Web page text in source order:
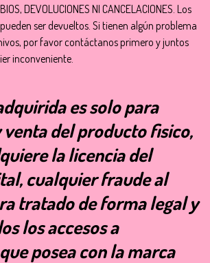
DEVOLUCIONES NI CANCELACIONES. Los
ser devueltos. Si tienen algún problema
por favor contáctanos primero y juntos
inconveniente.
es solo para
del producto fisico,
la licencia del
cualquier fraude al
tratado de forma legal y
los accesos a
posea con la marca